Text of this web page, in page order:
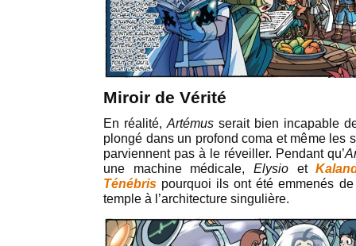
Miroir de Vérité
En réalité,Artémus serait bien incapable
plongé dans un profond coma et même les
parviennent pas à le réveiller. Pendant qu’
une machine médicale, Elysio et
Ténébris pourquoi ils ont été emmenés
temple à l’architecture singulière.